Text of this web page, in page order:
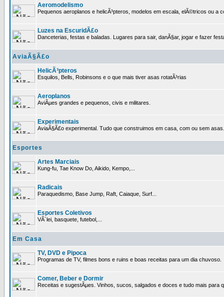
Aeromodelismo
Pequenos aeroplanos e helicÃ³pteros, modelos em escala, elÃ©tricos ou a
Luzes na EscuridÃ£o
Danceterias, festas e baladas. Lugares para sair, danÃ§ar, jogar e fazer
AviaÃ§Ã£o
HelicÃ³pteros
Esquilos, Bells, Robinsons e o que mais tiver asas rotatÃ³rias
Aeroplanos
AviÃµes grandes e pequenos, civis e militares.
Experimentais
AviaÃ§Ã£o experimental. Tudo que construimos em casa, com ou sem asas.
Esportes
Artes Marciais
Kung-fu, Tae Know Do, Aikido, Kempo,...
Radicais
Paraquedismo, Base Jump, Raft, Caiaque, Surf...
Esportes Coletivos
VÃ´lei, basquete, futebol,...
Em Casa
TV, DVD e Pipoca
Programas de TV, filmes bons e ruins e boas receitas para um dia chuvoso.
Comer, Beber e Dormir
Receitas e sugestÃµes. Vinhos, sucos, salgados e doces e tudo mais para